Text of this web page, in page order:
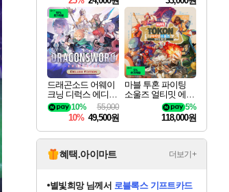
드래곤소드 어웨이
크닝 디럭스 에디션
DragonSword Awake
ning Deluxe Edition
55,000
10%
10% 49,500원
마블 투혼 파이팅
소울즈 얼티밋 에디
션 MARVEL Tokon
Fighting Souls Ultima
5%
118,000원
혜택.아이마트 더보기+
별빛희망님께서 로블록스 기프트카드